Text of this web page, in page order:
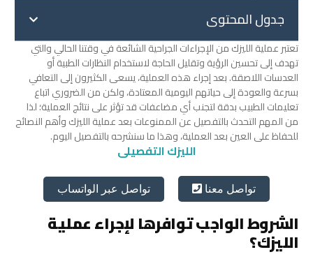
جدول المحتوى
تعتبر عملية الليزك من الإجراءات الجراحية الشائعة في وقتنا الحالي والتي
تهدف إلى تحسين الرؤية وتقليل الحاجة لاستخدام النظارات الطبية أو
العدسات اللاصقة. بعد إجراء هذه العملية، يسعى الكثيرون إلى التعافي
بسرعة والعودة إلى حياتهم اليومية المعتادة، ولكن من الضروري اتباع
تعليمات الطبيب بدقة لتجنب أي مضاعفات قد تؤثر على نتائج العملية؛ لذا
من المهم التحدث بالتفصيل عن الممنوعات بعد عملية الليزك وأهم النصائح
للحفاظ على العين بعد العملية، وهذا ما سنشرحه بالتفصيل اليوم.
الليزك التفصيلى
تواصل معنا تواصل عبر الواتساب
الشروط الواجب توافرها لإجراء عملية
الليزك؟